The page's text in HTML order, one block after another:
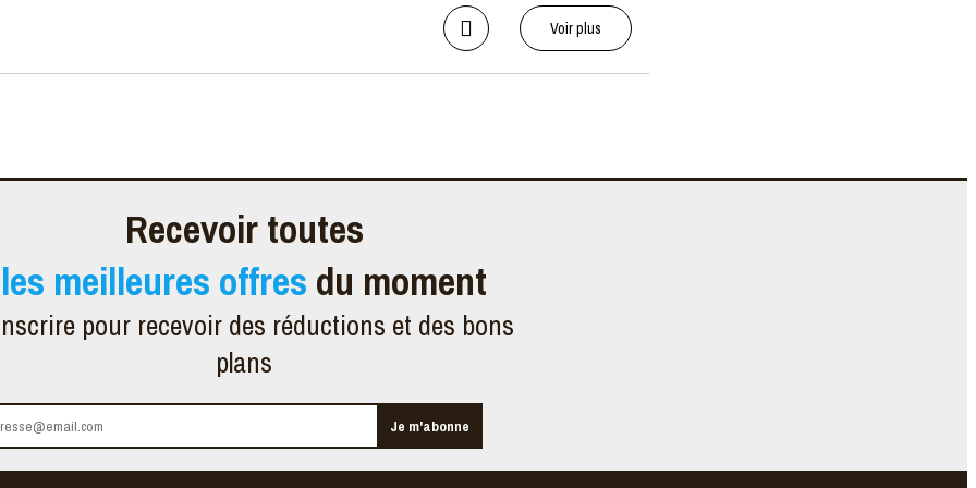
Voir plus
Recevoir toutes
les meilleures offres du moment
pour recevoir des réductions et des bons
plans